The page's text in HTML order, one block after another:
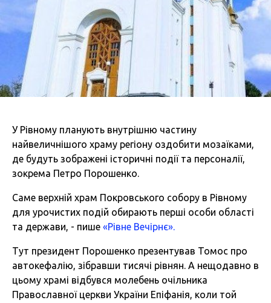
У Рівному планують внутрішню частину
найвеличнішого храму регіону оздобити мозаїками,
де будуть зображені історичні події та персоналії,
зокрема Петро Порошенко.
Саме верхній храм Покровського собору в Рівному
для урочистих подій обирають перші особи області
та держави, - пише «Рівне Вечірнє».
Тут президент Порошенко презентував Томос про
автокефалію, зібравши тисячі рівнян. А нещодавно в
цьому храмі відбувся молебень очільника
Православної церкви України Епіфанія, коли той